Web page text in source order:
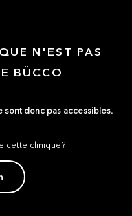
N'EST PAS
BÜCCO
sont donc pas accessibles.
cette clinique?